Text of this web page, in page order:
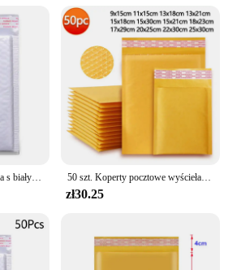
to suit any occasion
Ideal for mailing documents,
Property: Water-resistant and tear-
delivery
Includes a set of matching,
choice for your mailing
to be both lightweight and durable,
are perfect for sending documents,
50 sztuk koperta bąbelkowa s biały Poly koperta bąbelkowa, samoprzylepny, wyściełane prezent torba opakowania kopertówka książki opakowanie wysyłkowe torba 50 szt. Koperty pocztowe wyściełane folią bąbelkową do pakowania prezentów samoprzylepnych wyściółka bąbelkowa żółty kolor wiele rozmiarów
zł30.25